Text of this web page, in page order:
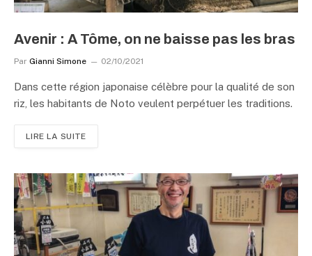
Avenir : A Tôme, on ne baisse pas les bras
Par Gianni Simone 02/10/2021
Dans cette région japonaise célèbre pour la qualité de son
riz, les habitants de Noto veulent perpétuer les traditions.
LIRE LA SUITE